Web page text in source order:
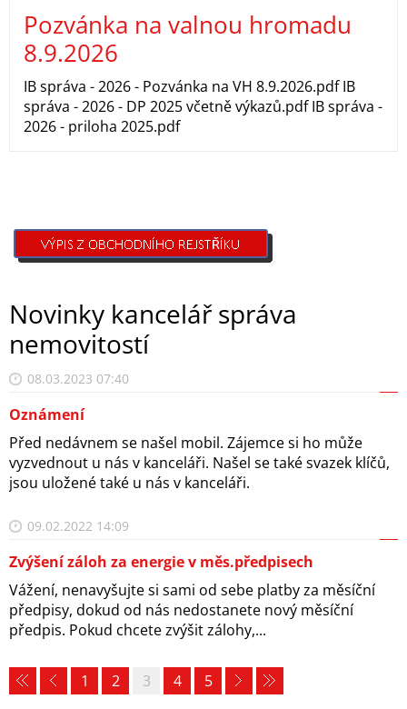
Pozvánka na valnou hromadu
8.9.2026
IB správa - 2026 - Pozvánka na VH 8.9.2026.pdf IB
správa - 2026 - DP 2025 včetně výkazů.pdf IB správa -
2026 - priloha 2025.pdf
Novinky kancelář správa
nemovitostí
08.03.2023 07:40
Oznámení
Před nedávnem se našel mobil. Zájemce si ho může
vyzvednout u nás v kanceláři. Našel se také svazek klíčů,
jsou uložené také u nás v kanceláři.
09.02.2022 14:09
Zvýšení záloh za energie v měs.předpisech
Vážení, nenavyšujte si sami od sebe platby za měsíční
předpisy, dokud od nás nedostanete nový měsíční
předpis. Pokud chcete zvýšit zálohy,...
1 2 3 4 5